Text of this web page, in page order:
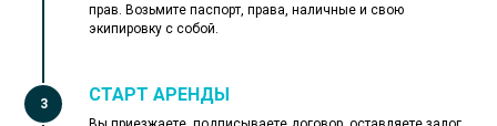
прав. Возьмите паспорт, права, наличные и свою
экипировку с собой.
СТАРТ АРЕНДЫ